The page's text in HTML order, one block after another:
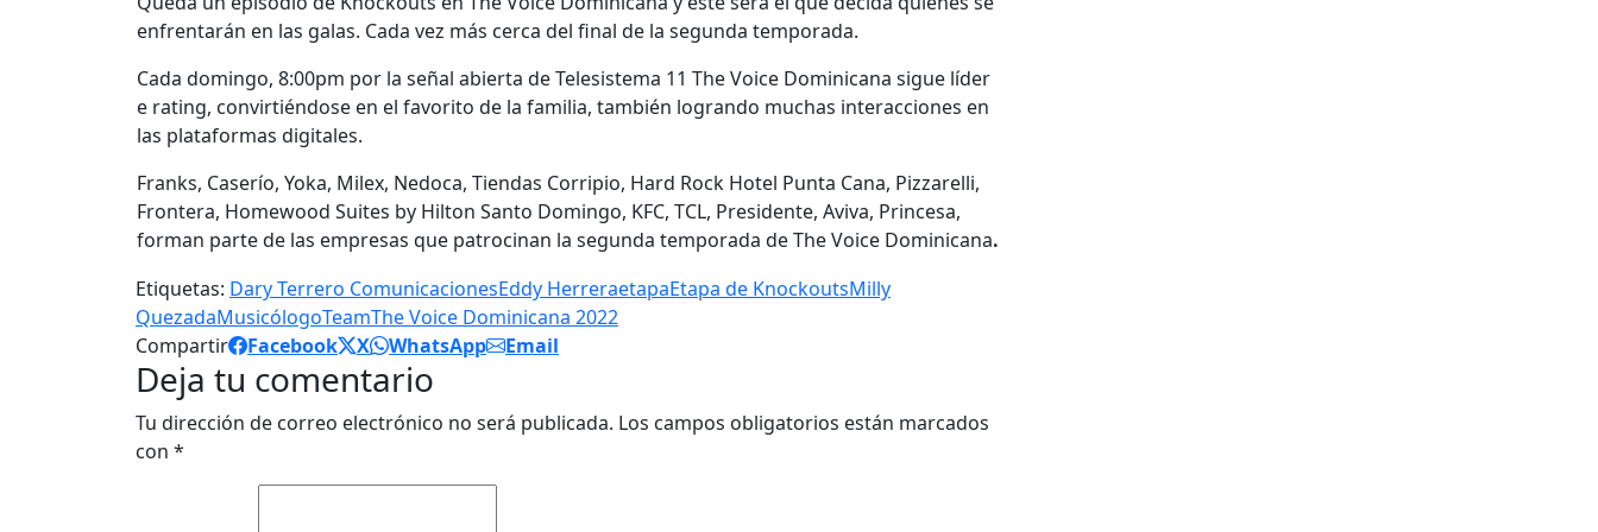
enfrentarán en las galas. Cada vez más cerca del final de la segunda temporada.
Cada domingo, 8:00pm por la señal abierta de Telesistema 11 The Voice Dominicana sigue líder
e rating, convirtiéndose en el favorito de la familia, también logrando muchas interacciones en
las plataformas digitales.
Franks, Caserío, Yoka, Milex, Nedoca, Tiendas Corripio, Hard Rock Hotel Punta Cana, Pizzarelli,
Frontera, Homewood Suites by Hilton Santo Domingo, KFC, TCL, Presidente, Aviva, Princesa,
forman parte de las empresas que patrocinan la segunda temporada de The Voice Dominicana.
Etiquetas: Dary Terrero ComunicacionesEddy HerreraetapaEtapa de KnockoutsMilly
QuezadaMusicólogoTeamThe Voice Dominicana 2022
Compartir
Facebook X WhatsApp Email
Deja tu comentario
Tu dirección de correo electrónico no será publicada. Los campos obligatorios están marcados
con *